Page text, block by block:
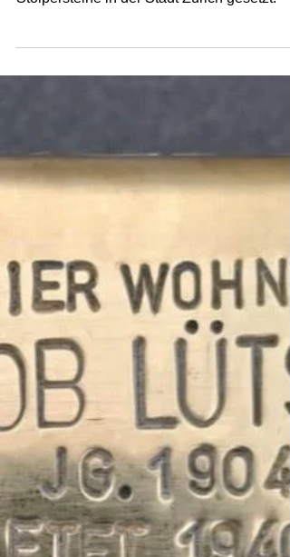
Stolpersteine Schweiz weitere sechs